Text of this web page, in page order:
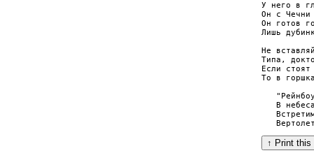
У него в
Он с Чечни
Он готов
Лишь
Не
Типа,
Если
То в
В